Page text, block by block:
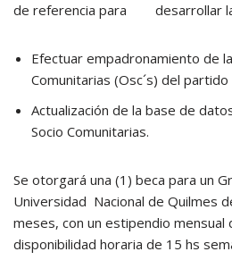
de referencia para desarrollar
Efectuar empadronamiento de
Comunitarias (Osc´s) del
Actualización de la base de
Socio Comunitarias.
Se otorgará una (1) beca para un
Universidad Nacional de Quilmes
meses, con un estipendio mensual
disponibilidad horaria de 15 hs